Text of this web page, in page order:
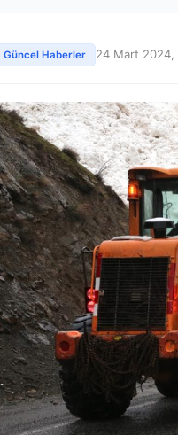
Güncel Haberler 24 Mart 2024,